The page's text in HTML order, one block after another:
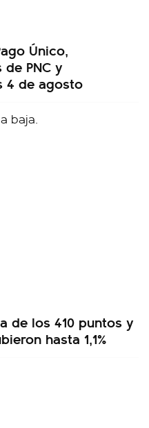
Único,
PNC y
4 de agosto
de los 410 puntos y
hasta 1,1%